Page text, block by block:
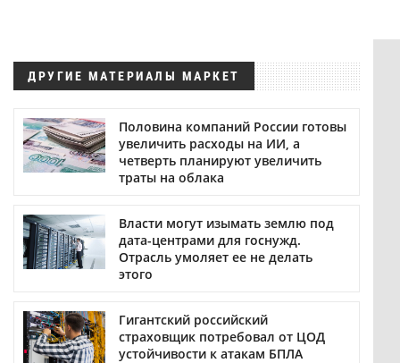
ДРУГИЕ МАТЕРИАЛЫ МАРКЕТ
Половина компаний России готовы
увеличить расходы на ИИ, а
четверть планируют увеличить
траты на облака
Власти могут изымать землю под
дата-центрами для госнужд.
Отрасль умоляет ее не делать
этого
Гигантский российский
страховщик потребовал от ЦОД
устойчивости к атакам БПЛА